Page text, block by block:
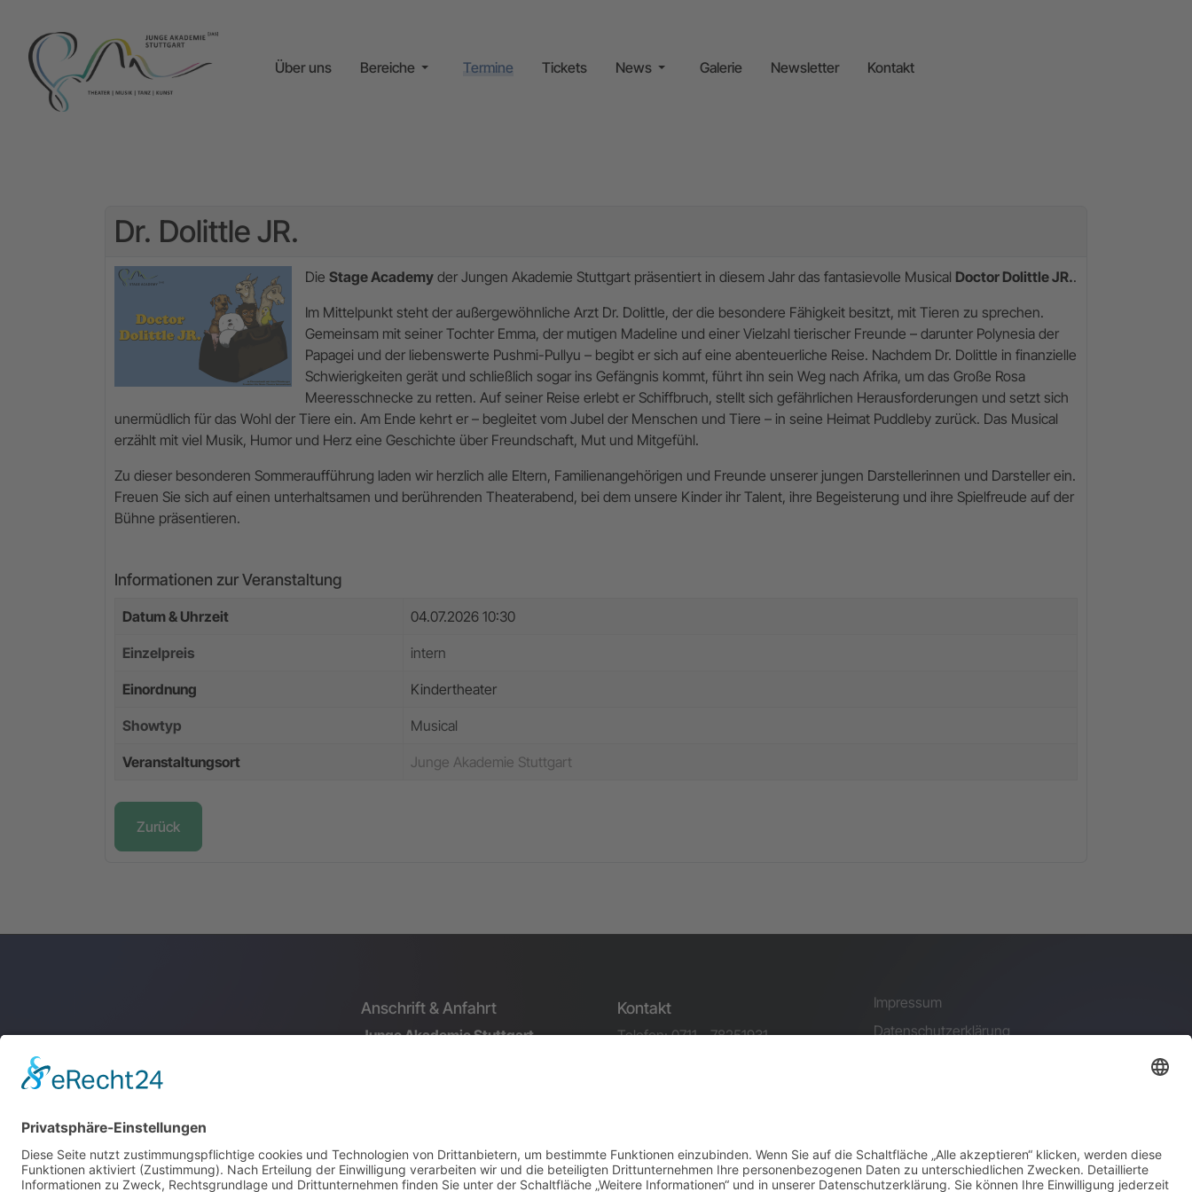
Über uns Bereiche Termine Tickets News Galerie Newsletter Kontakt
Dr. Dolittle JR.
Die Stage Academy der Jungen Akademie Stuttgart präsentiert in diesem Jahr das fantasievolle Musical Doctor Dolittle JR..
Im Mittelpunkt steht der außergewöhnliche Arzt Dr. Dolittle, der die besondere Fähigkeit besitzt, mit Tieren zu sprechen.
Gemeinsam mit seiner Tochter Emma, der mutigen Madeline und einer Vielzahl tierischer Freunde – darunter Polynesia der
Papagei und der liebenswerte Pushmi-Pullyu – begibt er sich auf eine abenteuerliche Reise. Nachdem Dr. Dolittle in finanzielle
Schwierigkeiten gerät und schließlich sogar ins Gefängnis kommt, führt ihn sein Weg nach Afrika, um das Große Rosa
Meeresschnecke zu retten. Auf seiner Reise erlebt er Schiffbruch, stellt sich gefährlichen Herausforderungen und setzt sich
unermüdlich für das Wohl der Tiere ein. Am Ende kehrt er – begleitet vom Jubel der Menschen und Tiere – in seine Heimat Puddleby zurück. Das Musical
erzählt mit viel Musik, Humor und Herz eine Geschichte über Freundschaft, Mut und Mitgefühl.
Zu dieser besonderen Sommeraufführung laden wir herzlich alle Eltern, Familienangehörigen und Freunde unserer jungen Darstellerinnen und Darsteller ein.
Freuen Sie sich auf einen unterhaltsamen und berührenden Theaterabend, bei dem unsere Kinder ihr Talent, ihre Begeisterung und ihre Spielfreude auf der
Bühne präsentieren.
Informationen zur Veranstaltung
Datum & Uhrzeit 04.07.2026 10:30
Einzelpreis intern
Einordnung Kindertheater
Showtyp Musical
Veranstaltungsort Junge Akademie Stuttgart
Zurück
Anschrift & Anfahrt
Junge Akademie Stuttgart
Anfahrt
Kontakt
Telefon: 0711 - 78251931
Impressum
Datenschutzerklärung